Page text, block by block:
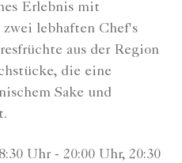
Erlebnis mit
lebhaften Chef's
aus der Region
die eine
Sake und
Uhr - 20:00 Uhr, 20:30